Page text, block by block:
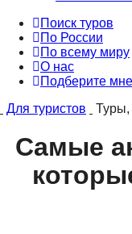
Поиск туров
По России
По всему миру
О нас
Подберите
Для туристов
Туры,
Самые